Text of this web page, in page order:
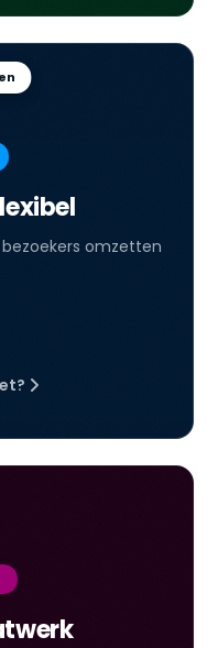
omzetten